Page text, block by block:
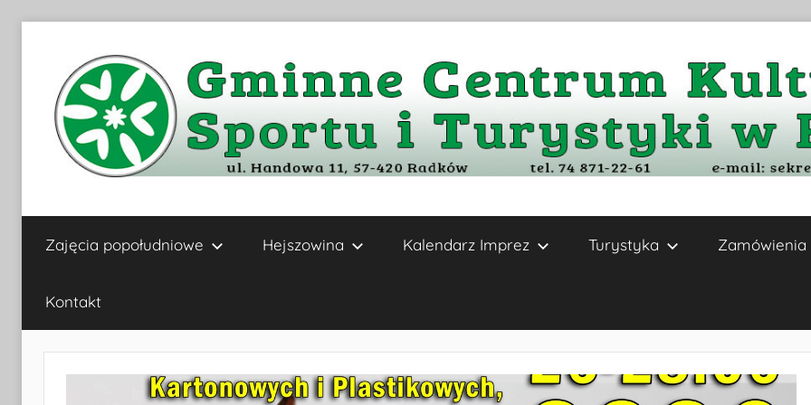
Gminne
Centrum
Kultury,
Sportu
Zajęcia popołudniowe Hejszowina Kalendarz Imprez Turystyka Zamówienia
Kontakt